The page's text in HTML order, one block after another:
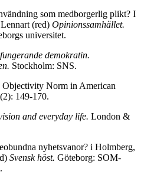
som medborgerlig plikt? I
(red) Opinionssamhället.
universitet.
demokratin.
Stockholm: SNS.
Objectivity Norm in American
149-170.
and everyday life. London &
nyhetsvanor? i Holmberg,
Svensk höst. Göteborg: SOM-